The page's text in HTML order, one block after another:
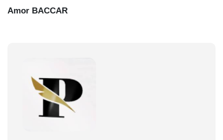
Amor BACCAR